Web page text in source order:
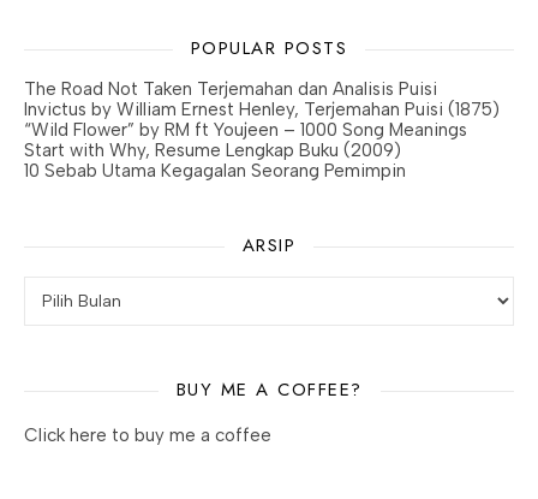
POPULAR POSTS
The Road Not Taken Terjemahan dan Analisis Puisi
Invictus by William Ernest Henley, Terjemahan Puisi (1875)
“Wild Flower” by RM ft Youjeen – 1000 Song Meanings
Start with Why, Resume Lengkap Buku (2009)
10 Sebab Utama Kegagalan Seorang Pemimpin
ARSIP
BUY ME A COFFEE?
Click here to buy me a coffee